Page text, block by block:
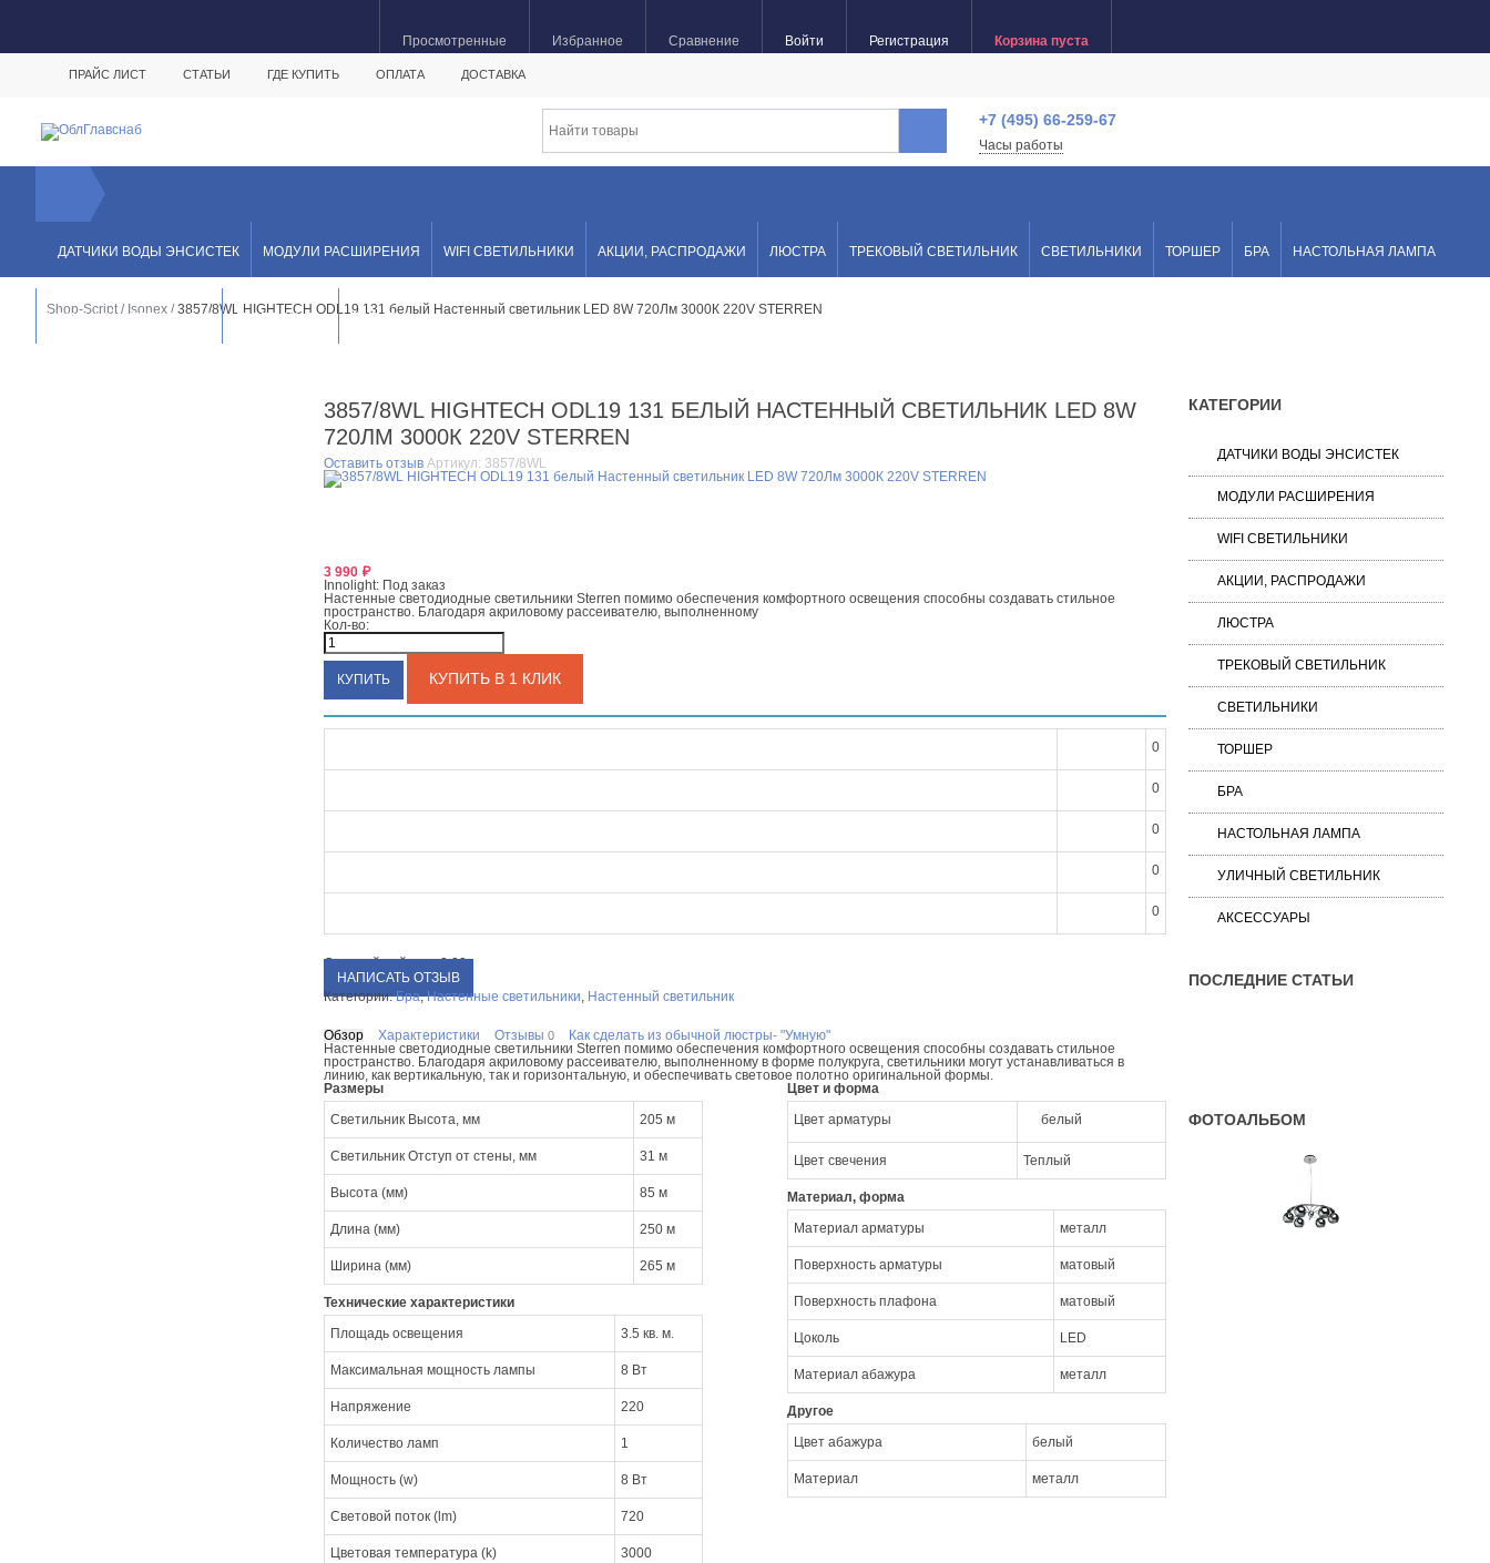
Просмотренные Избранное Сравнение Войти Регистрация Корзина пуста
ПРАЙС ЛИСТ СТАТЬИ ГДЕ КУПИТЬ ОПЛАТА ДОСТАВКА
+7 (495) 66-259-67
Часы работы
ДАТЧИКИ ВОДЫ ЭНСИСТЕК МОДУЛИ РАСШИРЕНИЯ WIFI СВЕТИЛЬНИКИ АКЦИИ, РАСПРОДАЖИ ЛЮСТРА ТРЕКОВЫЙ СВЕТИЛЬНИК СВЕТИЛЬНИКИ ТОРШЕР БРА НАСТОЛЬНАЯ ЛАМПА
УЛИЧНЫЙ СВЕТИЛЬНИК АКСЕССУАРЫ БРЕНДЫ
Shop-Script/ Isonex /3857/8WL HIGHTECH ODL19 131 белый Настенный светильник LED 8W 720Лм 3000К 220V STERREN
КАТЕГОРИИ
ДАТЧИКИ ВОДЫ ЭНСИСТЕК
МОДУЛИ РАСШИРЕНИЯ
WIFI СВЕТИЛЬНИКИ
АКЦИИ, РАСПРОДАЖИ
ЛЮСТРА
ТРЕКОВЫЙ СВЕТИЛЬНИК
СВЕТИЛЬНИКИ
ТОРШЕР
БРА
НАСТОЛЬНАЯ ЛАМПА
УЛИЧНЫЙ СВЕТИЛЬНИК
АКСЕССУАРЫ
ПОСЛЕДНИЕ СТАТЬИ
ФОТОАЛЬБОМ
3857/8WL HIGHTECH ODL19 131 БЕЛЫЙ НАСТЕННЫЙ СВЕТИЛЬНИК LED 8W
720ЛМ 3000К 220V STERREN
Оставить отзыв Артикул: 3857/8WL
3 990 ₽
Innolight: Под заказ
Настенные светодиодные светильники Sterren помимо обеспечения комфортного освещения способны создавать стильное
пространство. Благодаря акриловому рассеивателю, выполненному
Кол-во:
КУПИТЬ В 1 КЛИК
0
0
0
0
0
Средний рейтинг:0.00
НАПИСАТЬ ОТЗЫВ
Категории:Бра,Настенные светильники, Настенный светильник
Обзор Характеристики Отзывы 0
Как сделать из обычной люстры- "Умную"
Настенные светодиодные светильники Sterren помимо обеспечения комфортного освещения способны создавать стильное
пространство. Благодаря акриловому рассеивателю, выполненному в форме полукруга, светильники могут устанавливаться в
линию, как вертикальную, так и горизонтальную, и обеспечивать световое полотно оригинальной формы.
Размеры
Светильник Высота, мм
205 м
Светильник Отступ от стены, мм 31 м
Высота (мм) 85 м
Длина (мм) 250 м
Ширина (мм) 265 м
Технические характеристики
Площадь освещения
3.5 кв. м.
Максимальная мощность лампы 8 Вт
Напряжение 220
Количество ламп 1
Мощность (w) 8 Вт
Световой поток (lm) 720
Цветовая температура (k) 3000
Цвет и форма
Цвет арматуры
белый
Цвет свечения Теплый
Материал, форма
Материал арматуры
металл
Поверхность арматуры матовый
Поверхность плафона матовый
Цоколь LED
Материал абажура металл
Другое
Цвет абажура
белый
Материал металл